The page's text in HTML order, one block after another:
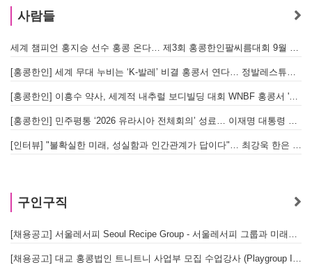
사람들
세계 챔피언 홍지승 선수 홍콩 온다… 제3회 홍콩한인팔씨름대회 9월 12일 개최
[홍콩한인] 세계 무대 누비는 ‘K-발레’ 비결 홍콩서 연다… 정발레스튜디오 개원
[홍콩한인] 이흥수 약사, 세계적 내추럴 보디빌딩 대회 WNBF 홍콩서 '마스터 부문 1위' 기염
[홍콩한인] 민주평통 ‘2026 유라시아 전체회의’ 성료… 이재명 대통령 참석으로 의미 더해
[인터뷰] "불확실한 미래, 성실함과 인간관계가 답이다"… 최강욱 한은 부소장이 청소년들에게 전하는 응원
구인구직
[채용공고] 서울레서피 Seoul Recipe Group - 서울레서피 그룹과 미래를 함께할 유능한 인재를 모십니다
[채용공고] 대교 홍콩법인 트니트니 사업부 모집 수업강사 (Playgroup Instructor)